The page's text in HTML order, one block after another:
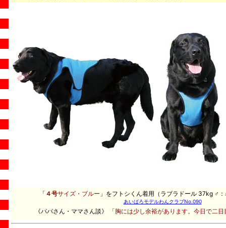
「 ４号サイズ・ブルー 」をフトシくん着用（ラブラドール 37kg ♂
あいばろモデルわんクラブNo.090
《パパさん・ママさん談》 「胸には少し余裕があります。今日で二